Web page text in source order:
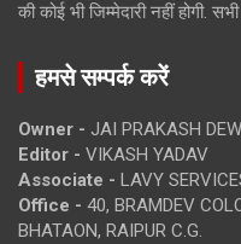
की कोई भी जिम्मेदारी नहीं होगी. सभी
हमसे सम्पर्क करें
Owner - JAI PRAKASH
Editor - VIKASH YADAV
Associate - LAVY
Office - 40, BRAMDEV
BHATAON, RAIPUR C.G.